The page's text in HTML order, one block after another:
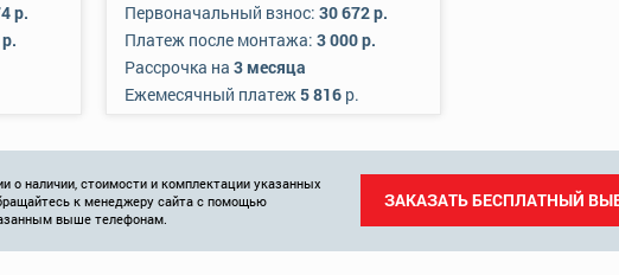
р.
Первоначальный взнос: 30 672 р.
Платеж после монтажа: 3 000 р.
Рассрочка на 3 месяца
Ежемесячный платеж5 816 р.
ЗАКАЗАТЬ БЕСПЛАТНЫЙ
о наличии, стоимости и комплектации указанных
к менеджеру сайта с помощью
выше телефонам.